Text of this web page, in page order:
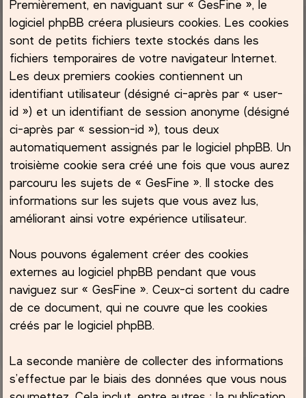
Premièrement, en naviguant sur « GesFine », le
logiciel phpBB créera plusieurs cookies. Les cookies
sont de petits fichiers texte stockés dans les
fichiers temporaires de votre navigateur Internet.
Les deux premiers cookies contiennent un
identifiant utilisateur (désigné ci-après par « user-
id ») et un identifiant de session anonyme (désigné
ci-après par « session-id »), tous deux
automatiquement assignés par le logiciel phpBB. Un
troisième cookie sera créé une fois que vous aurez
parcouru les sujets de « GesFine ». Il stocke des
informations sur les sujets que vous avez lus,
améliorant ainsi votre expérience utilisateur.
Nous pouvons également créer des cookies
externes au logiciel phpBB pendant que vous
naviguez sur « GesFine ». Ceux-ci sortent du cadre
de ce document, qui ne couvre que les cookies
créés par le logiciel phpBB.
La seconde manière de collecter des informations
s’effectue par le biais des données que vous nous